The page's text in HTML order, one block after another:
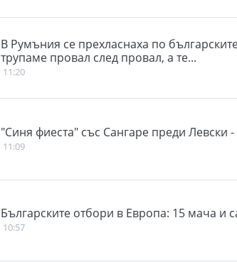
В Румъния се прехласнаха по
трупаме провал след провал, а те...
11:20
"Синя фиеста" със Сангаре преди Левски
11:09
Българските отбори в Европа: 15 мача и
10:57